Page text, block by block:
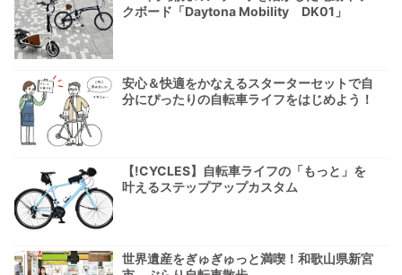
クボード「Daytona Mobility DK01」
安心＆快適をかなえるスターターセットで自
分にぴったりの自転車ライフをはじめよう！
【!CYCLES】自転車ライフの「もっと」を
叶えるステップアップカスタム
世界遺産をぎゅぎゅっと満喫！和歌山県新宮